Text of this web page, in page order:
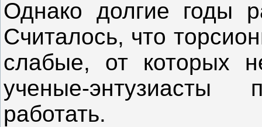
Однако долгие годы
Считалось, что
слабые, от которых
ученые-
работать.